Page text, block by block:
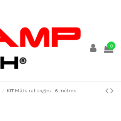
0
KIT Mâts rallonges - 6 mètres